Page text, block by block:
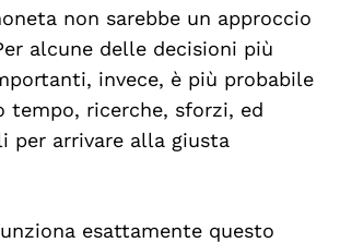
non sarebbe un approccio
alcune delle decisioni più
invece, è più probabile
tempo, ricerche, sforzi, ed
per arrivare alla giusta
esattamente questo